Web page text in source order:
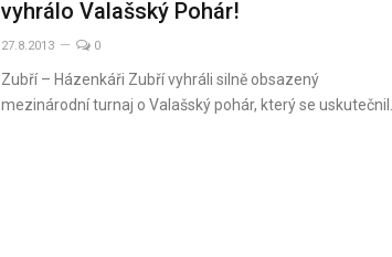
vyhrálo Valašský Pohár!
27.8.2013 0
Zubří – Házenkáři Zubří vyhráli silně obsazený
mezinárodní turnaj o Valašský pohár, který se uskutečnil…